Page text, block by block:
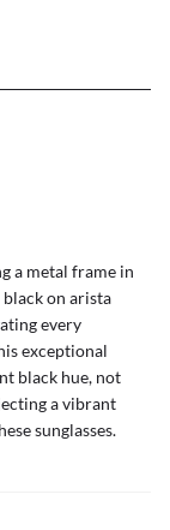
a metal frame in
on arista
every
exceptional
black hue, not
a vibrant
sunglasses.